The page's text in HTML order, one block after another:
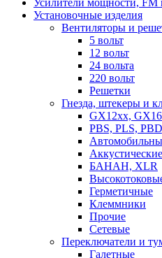
Усилители мощности, FM
Установочные изделия
Вентиляторы и
5 вольт
12 вольт
24 вольта
220 вольт
Решетки
Гнезда, штекеры и
GX12xx,
PBS, PLS,
Аккустические
БАНАН, XLR
Герметичные
Клеммники
Прочие
Сетевые
Переключатели и
Галетные